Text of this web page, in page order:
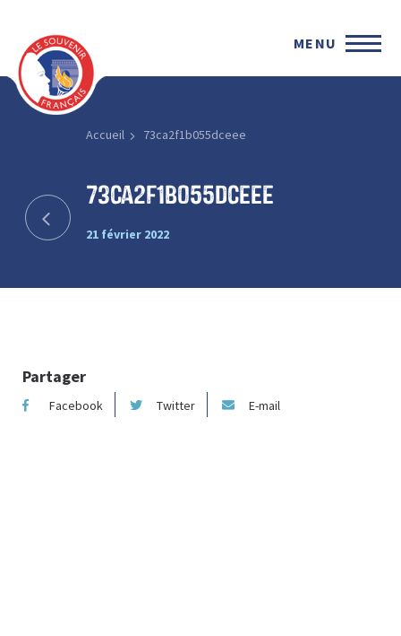
MENU
Accueil 73ca2f1b055dceee
73ca2f1b055dceee
21 février 2022
Partager
Facebook Twitter E-mail